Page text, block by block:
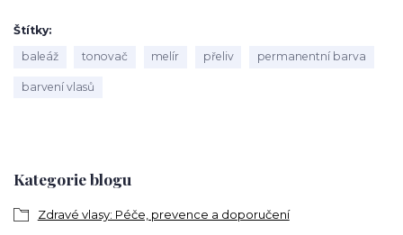
Kategorie blogu
Zdravé vlasy: Péče, prevence a doporučení
Štítky
baleáž
tonovač melír přeliv permanentní barva
barvení vlasů